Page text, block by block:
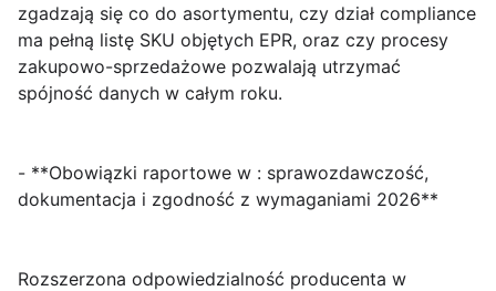
zgadzają się co do asortymentu, czy dział compliance
ma pełną listę SKU objętych EPR, oraz czy procesy
zakupowo-sprzedażowe pozwalają utrzymać
spójność danych w całym roku.
- **Obowiązki raportowe w : sprawozdawczość,
dokumentacja i zgodność z wymaganiami 2026**
Rozszerzona odpowiedzialność producenta w